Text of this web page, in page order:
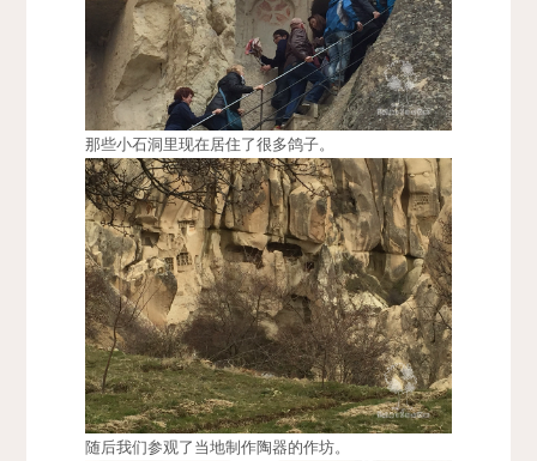
那些小石洞里现在居住了很多鸽子。
随后我们参观了当地制作陶器的作坊。